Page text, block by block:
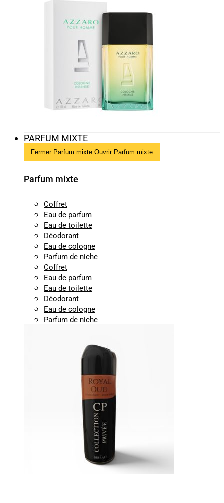
PARFUM MIXTE
Fermer Parfum mixte Ouvrir Parfum mixte
Parfum mixte
Coffret
Eau de parfum
Eau de toilette
Déodorant
Eau de cologne
Parfum de niche
Coffret
Eau de parfum
Eau de toilette
Déodorant
Eau de cologne
Parfum de niche